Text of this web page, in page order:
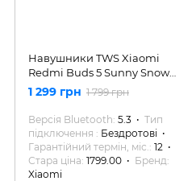
Навушники TWS Xiaomi
Redmi Buds 5 Sunny Snow
White (BHR7628GL)
1 299 грн 1 799 грн
Версія Bluetooth 5.3
Тип
підключення
Бездротові
Гарантійний термін, міс.
12
Стара ціна 1799.00
Бренд
Xiaomi